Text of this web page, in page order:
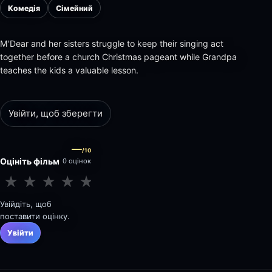
Комедія Сімейний
M'Dear and her sisters struggle to keep their singing act
together before a church Christmas pageant while Grandpa
teaches the kids a valuable lesson.
Увійти, щоб зберегти
Оцініть фільм
—/10
0 оцінок
★ ★ ★ ★ ★
Увійдіть, щоб
поставити оцінку.
Увійти